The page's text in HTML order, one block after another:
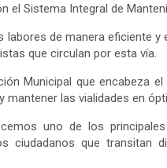
el Sistema Integral de
labores de manera eficiente y
que circulan por esta vía.
Municipal que encabeza el
mantener las vialidades en
uno de los
ciudadanos que transitan